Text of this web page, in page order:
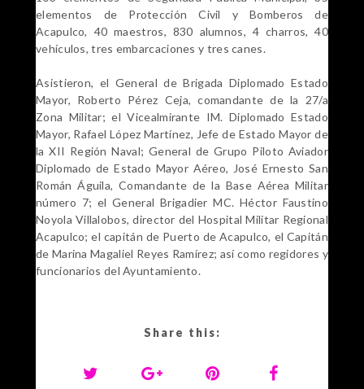
elementos de Protección Civil y Bomberos de
Acapulco, 40 maestros, 830 alumnos, 4 charros, 40
vehículos, tres embarcaciones y tres canes.
Asistieron, el General de Brigada Diplomado Estado
Mayor, Roberto Pérez Ceja, comandante de la 27/a
Zona Militar; el Vicealmirante IM. Diplomado Estado
Mayor, Rafael López Martínez, Jefe de Estado Mayor de
la XII Región Naval; General de Grupo Piloto Aviador
Diplomado de Estado Mayor Aéreo, José Ernesto San
Román Águila, Comandante de la Base Aérea Militar
número 7; el General Brigadier MC. Héctor Faustino
Noyola Villalobos, director del Hospital Militar Regional
Acapulco; el capitán de Puerto de Acapulco, el Capitán
de Marina Magaliel Reyes Ramírez; así como regidores y
funcionarios del Ayuntamiento.
Share this: